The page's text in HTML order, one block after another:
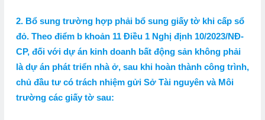
2. Bổ sung trường hợp phải bổ sung giấy tờ khi cấp sổ
đỏ. Theo điểm b khoản 11 Điều 1 Nghị định 10/2023/NĐ-
CP, đối với dự án kinh doanh bất động sản không phải
là dự án phát triển nhà ở, sau khi hoàn thành công trình,
chủ đầu tư có trách nhiệm gửi Sở Tài nguyên và Môi
trường các giấy tờ sau: